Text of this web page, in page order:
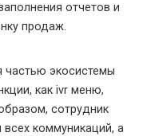
отчетов и
продаж.
частью экосистемы
как ivr меню,
сотрудник
коммуникаций, а